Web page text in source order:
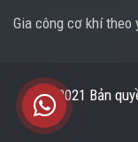
Gia công cơ khí theo
© 2021 Bản
Trung tâm